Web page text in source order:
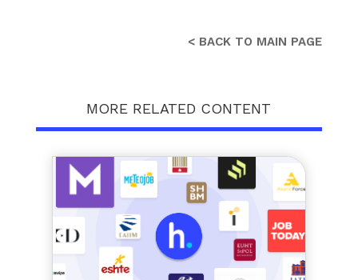
< BACK TO MAIN PAGE
MORE RELATED CONTENT